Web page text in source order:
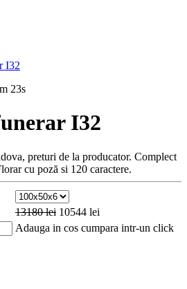
22s
I32
preturi de la producator. Complect
cu poză si 120 caractere.
13180lei 10544 lei
Adauga in cos cumpara intr-un click